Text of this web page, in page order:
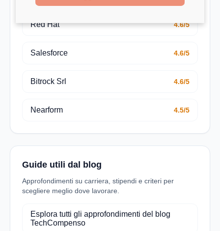
Red Hat 4.6/5
Salesforce 4.6/5
Bitrock Srl 4.6/5
Nearform 4.5/5
Guide utili dal blog
Approfondimenti su carriera, stipendi e criteri per
scegliere meglio dove lavorare.
Esplora tutti gli approfondimenti del blog
TechCompenso